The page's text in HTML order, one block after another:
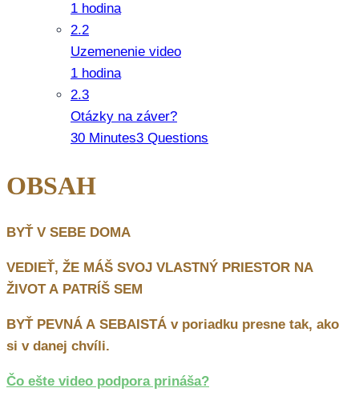
1 hodina
2.2
Uzemenenie video
1 hodina
2.3
Otázky na záver?
30 Minutes3 Questions
OBSAH
BYŤ V SEBE DOMA
VEDIEŤ, ŽE MÁŠ SVOJ VLASTNÝ PRIESTOR NA
ŽIVOT A PATRÍŠ SEM
BYŤ PEVNÁ A SEBAISTÁ v poriadku presne tak, ako
si v danej chvíli.
Čo ešte video podpora prináša?